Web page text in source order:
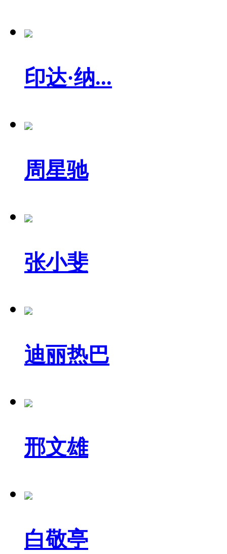
印达·纳...
周星驰
张小斐
迪丽热巴
邢文雄
白敬亭